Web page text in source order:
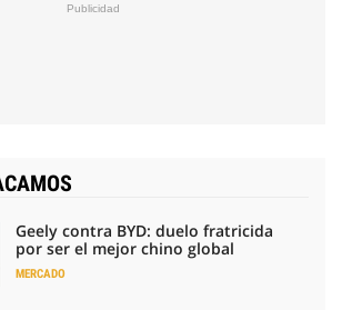
Geely contra BYD: duelo fratricida
por ser el mejor chino global
MERCADO